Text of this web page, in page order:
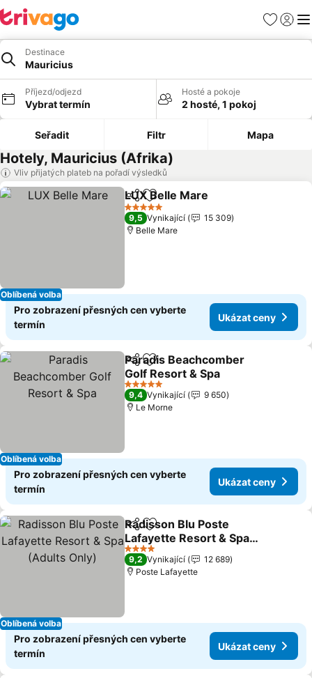
Oblíbené
Destinace
Mauricius
Příjezd/odjezd
Vybrat termín
Hosté a pokoje
2 hosté, 1 pokoj
Seřadit Filtr Mapa
Hotely, Mauricius (Afrika)
Vliv přijatých plateb na pořadí výsledků
Oblíbená volba
SdíletPřidat na seznam oblíbených
LUX Belle Mare
5 Počet hvězdiček
9,5 Vynikající
15 309
Belle Mare
Pro zobrazení přesných cen vyberte
termín
Ukázat ceny
Oblíbená volba
SdíletPřidat na seznam oblíbených
Paradis Beachcomber
Golf Resort & Spa
Ukázat ceny
5 Počet hvězdiček
9,4 Vynikající
9 650
Le Morne
Pro zobrazení přesných cen vyberte
termín
Ukázat ceny
Oblíbená volba
SdíletPřidat na seznam oblíbených
Radisson Blu Poste
Lafayette Resort & Spa
(Adults Only)
Ukázat ceny
4 Počet hvězdiček
9,2 Vynikající
12 689
Poste Lafayette
Pro zobrazení přesných cen vyberte
termín
Ukázat ceny